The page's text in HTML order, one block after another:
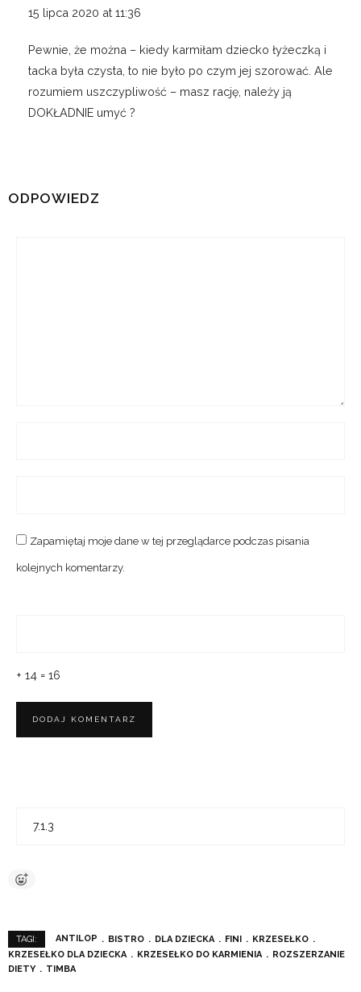
15 lipca 2020 at 11:36
Pewnie, że można – kiedy karmiłam dziecko łyżeczką i
tacka była czysta, to nie było po czym jej szorować. Ale
rozumiem uszczypliwość – masz rację, należy ją
DOKŁADNIE umyć ?
ODPOWIEDZ
Zapamiętaj moje dane w tej przeglądarce podczas pisania
kolejnych komentarzy.
+ 14 = 16
TAGI: ANTILOP BISTRO DLA DZIECKA FINI
KRZESEŁKO
KRZESEŁKO DLA DZIECKA
KRZESEŁKO DO KARMIENIA
ROZSZERZANIE
DIETY
TIMBA